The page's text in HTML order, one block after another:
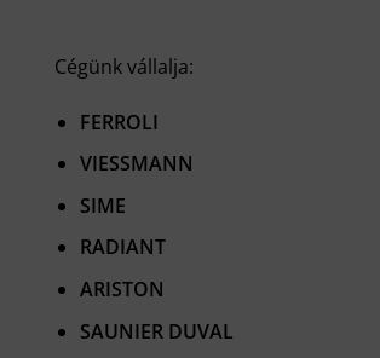
Cégünk vállalja:
FERROLI
VIESSMANN
SIME
RADIANT
ARISTON
SAUNIER DUVAL